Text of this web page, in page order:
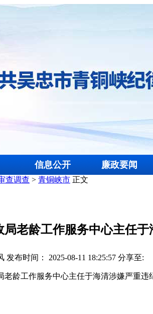
信息公开 廉政要闻
查调查 > 青铜峡市 正文
局老龄工作服务中心主任
发布时间： 2025-08-11 18:25:57 分享至:
工作服务中心主任于海清涉嫌严重违